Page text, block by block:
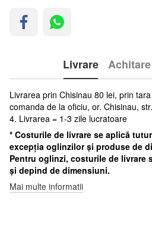
Livrare Achitare
Livrarea prin Chisinau 80 lei, prin
comanda de la oficiu, or. Chisinau,
4. Livrarea = 1-3 zile lucratoare
* Costurile de livrare se aplică
excepția oglinzilor și produse de
Pentru oglinzi, costurile de livrare
și depind de dimensiuni.
Mai multe informatii